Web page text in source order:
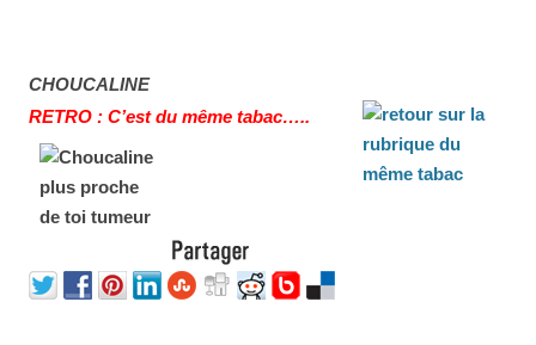
CHOUCALINE
RETRO : C’est du même tabac…..